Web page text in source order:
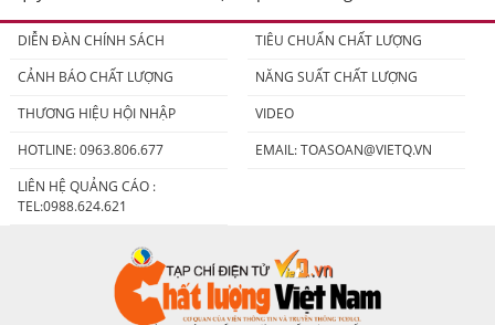
DIỄN ĐÀN CHÍNH SÁCH
TIÊU CHUẨN CHẤT LƯỢNG
CẢNH BÁO CHẤT LƯỢNG
NĂNG SUẤT CHẤT LƯỢNG
THƯƠNG HIỆU HỘI NHẬP
VIDEO
HOTLINE: 0963.806.677
EMAIL:TOASOAN@VIETQ.VN
LIÊN HỆ QUẢNG CÁO :
TEL:0988.624.621